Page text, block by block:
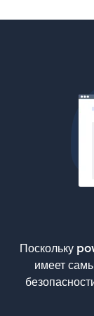
Поскольку
имеет